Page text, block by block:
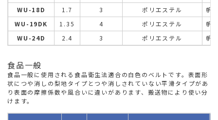
WU-18D
1.7 3 ポリエステル
帆
WU-19DK
1.35 4 ポリエステル
帆
WU-24D
2.4 3 ポリエステル 帆
食品一般
食品一般に使用される食品衛生法適合の白色のベルトです。表面形
状につや消しの梨地タイプとつや消しされていない平滑タイプがあ
り表面の摩擦係数や風合いに違いがあります、搬送物により使い分
けます。